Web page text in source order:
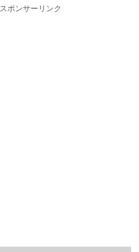
スポンサーリンク